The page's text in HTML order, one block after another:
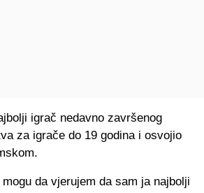
igrač nedavno završenog
za igrače do 19 godina i osvojio
da vjerujem da sam ja najbolji